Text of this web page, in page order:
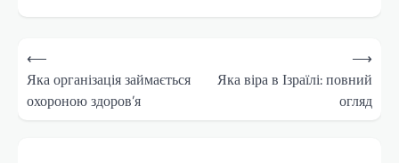
Навігація
записів
⟵
Яка організація займається
охороною здоров’я
Яка віра в Ізраїлі: повний
огляд
⟶